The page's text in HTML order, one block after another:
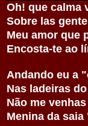
Oh! que calma
Sobre las
Meu amor que
Encosta-te ao
Andando eu a
Nas ladeiras
Não me
Menina da